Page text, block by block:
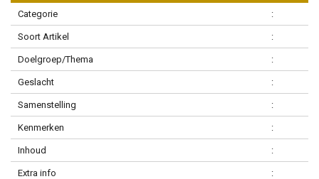
Categorie :
Soort Artikel :
Doelgroep/Thema :
Geslacht :
Samenstelling :
Kenmerken :
Inhoud :
Extra info :